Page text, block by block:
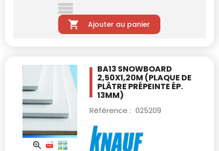
Ajouter au panier
BA13 SNOWBOARD
2,50X1,20M (PLAQUE DE
PLÂTRE PRÉPEINTE ÉP.
13MM)
Référence : 025209